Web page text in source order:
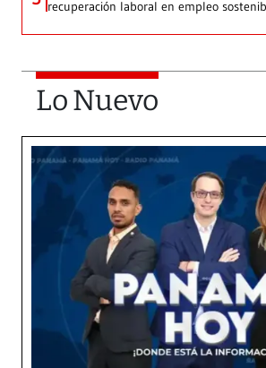
recuperación laboral en empleo
Lo Nuevo